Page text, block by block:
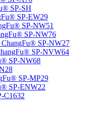
SP-SH
SP-EW29
SP-NW51
SP-NW76
ChangFu® SP-NW27
SP-NVW64
SP-NW68
SP-MP29
SP-ENW22
C1632